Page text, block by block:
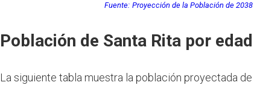
Fuente: Proyección de la Población de 2038
Población de Santa Rita por
La siguiente tabla muestra la población proyectada de